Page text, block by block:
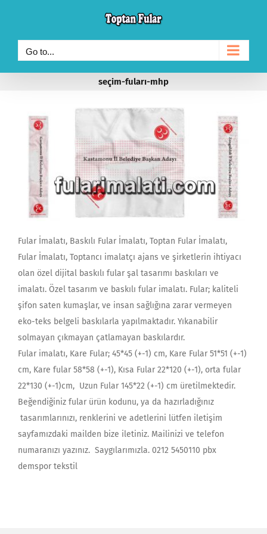
content
Go to...
seçim-fuları-mhp
Fular İmalatı, Baskılı Fular İmalatı, Toptan Fular İmalatı,
Fular İmalatı, Toptancı imalatçı ajans ve şirketlerin ihtiyacı
olan özel dijital baskılı fular şal tasarımı baskıları ve
imalatı. Özel tasarım ve baskılı fular imalatı. Fular; kaliteli
şifon saten kumaşlar, ve insan sağlığına zarar vermeyen
eko-teks belgeli baskılarla yapılmaktadır. Yıkanabilir
solmayan çıkmayan çatlamayan baskılardır.
Fular imalatı, Kare Fular; 45*45 (+-1) cm, Kare Fular 51*51 (+-1)
cm, Kare fular 58*58 (+-1), Kısa Fular 22*120 (+-1), orta fular
22*130 (+-1)cm, Uzun Fular 145*22 (+-1) cm üretilmektedir.
Beğendiğiniz fular ürün kodunu, ya da hazırladığınız
tasarımlarınızı, renklerini ve adetlerini lütfen iletişim
sayfamızdaki mailden bize iletiniz. Mailinizi ve telefon
numaranızı yazınız. Saygılarımızla. 0212 5450110 pbx
demspor tekstil